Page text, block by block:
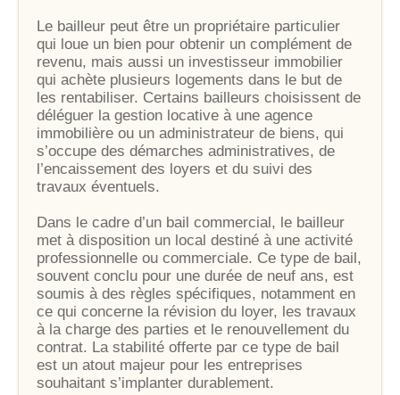
Le bailleur peut être un propriétaire particulier
qui loue un bien pour obtenir un complément de
revenu, mais aussi un investisseur immobilier
qui achète plusieurs logements dans le but de
les rentabiliser. Certains bailleurs choisissent de
déléguer la gestion locative à une agence
immobilière ou un administrateur de biens, qui
s’occupe des démarches administratives, de
l’encaissement des loyers et du suivi des
travaux éventuels.
Dans le cadre d’un bail commercial, le bailleur
met à disposition un local destiné à une activité
professionnelle ou commerciale. Ce type de bail,
souvent conclu pour une durée de neuf ans, est
soumis à des règles spécifiques, notamment en
ce qui concerne la révision du loyer, les travaux
à la charge des parties et le renouvellement du
contrat. La stabilité offerte par ce type de bail
est un atout majeur pour les entreprises
souhaitant s’implanter durablement.